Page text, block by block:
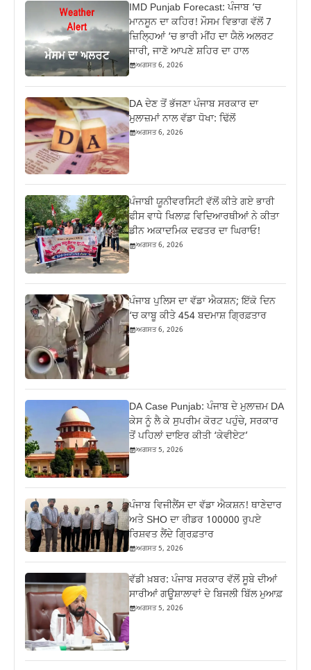
IMD Punjab Forecast: ਪੰਜਾਬ ‘ਚ
ਮਾਨਸੂਨ ਦਾ ਕਹਿਰ! ਮੌਸਮ ਵਿਭਾਗ ਵੱਲੋਂ 7
ਜ਼ਿਲ੍ਹਿਆਂ ‘ਚ ਭਾਰੀ ਮੀਂਹ ਦਾ ਯੈਲੋ ਅਲਰਟ
ਜਾਰੀ, ਜਾਣੋ ਆਪਣੇ ਸ਼ਹਿਰ ਦਾ ਹਾਲ
ਅਗਸਤ 6, 2026
DA ਦੇਣ‌ ਤੋਂ ਭੱਜਣਾ ਪੰਜਾਬ ਸਰਕਾਰ ਦਾ
ਮੁਲਾਜ਼ਮਾਂ ਨਾਲ ਵੱਡਾ ਧੋਖਾ: ਢਿੱਲੋਂ
ਅਗਸਤ 6, 2026
ਪੰਜਾਬੀ ਯੂਨੀਵਰਸਿਟੀ ਵੱਲੋਂ ਕੀਤੇ ਗਏ ਭਾਰੀ
ਫੀਸ ਵਾਧੇ ਖਿਲਾਫ਼ ਵਿਦਿਆਰਥੀਆਂ ਨੇ ਕੀਤਾ
ਡੀਨ ਅਕਾਦਮਿਕ ਦਫਤਰ ਦਾ ਘਿਰਾਓ!
ਅਗਸਤ 6, 2026
ਪੰਜਾਬ ਪੁਲਿਸ ਦਾ ਵੱਡਾ ਐਕਸ਼ਨ; ਇੱਕੋ ਦਿਨ
‘ਚ ਕਾਬੂ ਕੀਤੇ 454 ਬਦਮਾਸ਼ ਗ੍ਰਿਫ਼ਤਾਰ
ਅਗਸਤ 6, 2026
DA Case Punjab: ਪੰਜਾਬ ਦੇ ਮੁਲਾਜ਼ਮ DA
ਕੇਸ ਨੂੰ ਲੈ ਕੇ ਸੁਪਰੀਮ ਕੋਰਟ ਪਹੁੰਚੇ, ਸਰਕਾਰ
ਤੋਂ ਪਹਿਲਾਂ ਦਾਇਰ ਕੀਤੀ ‘ਕੇਵੀਏਟ’
ਅਗਸਤ 5, 2026
ਪੰਜਾਬ ਵਿਜੀਲੈਂਸ ਦਾ ਵੱਡਾ ਐਕਸ਼ਨ! ਥਾਣੇਦਾਰ
ਅਤੇ SHO ਦਾ ਰੀਡਰ 100000 ਰੁਪਏ
ਰਿਸ਼ਵਤ ਲੈਂਦੇ ਗ੍ਰਿਫ਼ਤਾਰ
ਅਗਸਤ 5, 2026
ਵੱਡੀ ਖ਼ਬਰ: ਪੰਜਾਬ ਸਰਕਾਰ ਵੱਲੋਂ ਸੂਬੇ ਦੀਆਂ
ਸਾਰੀਆਂ ਗਊਸ਼ਾਲਾਵਾਂ ਦੇ ਬਿਜਲੀ ਬਿੱਲ ਮੁਆਫ਼
ਅਗਸਤ 5, 2026